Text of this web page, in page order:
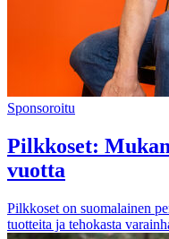
Sponsoroitu
Pilkkoset:
vuotta
Pilkkoset on suomalainen
tuotteita ja tehokasta